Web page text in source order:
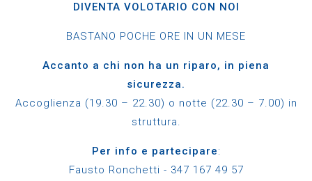
DIVENTA VOLOTARIO CON NOI
BASTANO POCHE ORE IN UN MESE
Accanto a chi non ha un riparo, in piena
sicurezza.
Accoglienza (19.30 – 22.30) o notte (22.30 – 7.00) in
struttura.
Per info e partecipare:
Fausto Ronchetti - 347 167 49 57